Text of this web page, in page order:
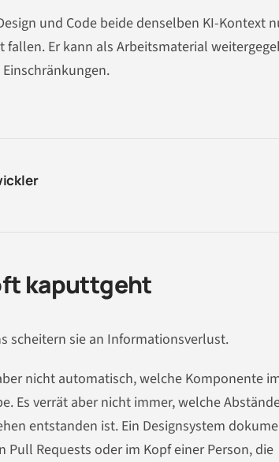
und Code beide denselben KI-Kontext
Er kann als Arbeitsmaterial
kaputtgeht
scheitern sie an Informationsverlust.
nicht automatisch, welche Komponente
Es verrät aber nicht immer, welche
entstanden ist. Ein Designsystem
Requests oder im Kopf einer Person, die